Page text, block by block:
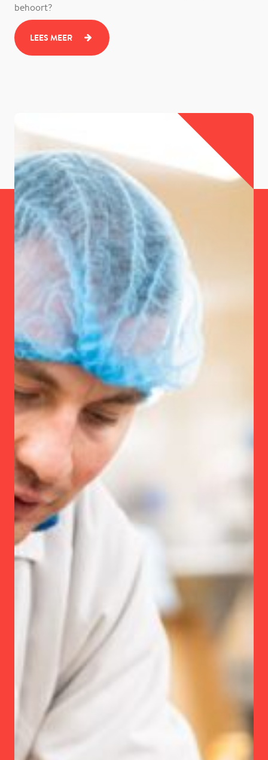
behoort?
LEES MEER